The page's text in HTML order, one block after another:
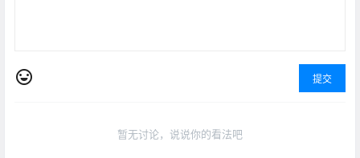
提交
暂无讨论，说说你的看法吧